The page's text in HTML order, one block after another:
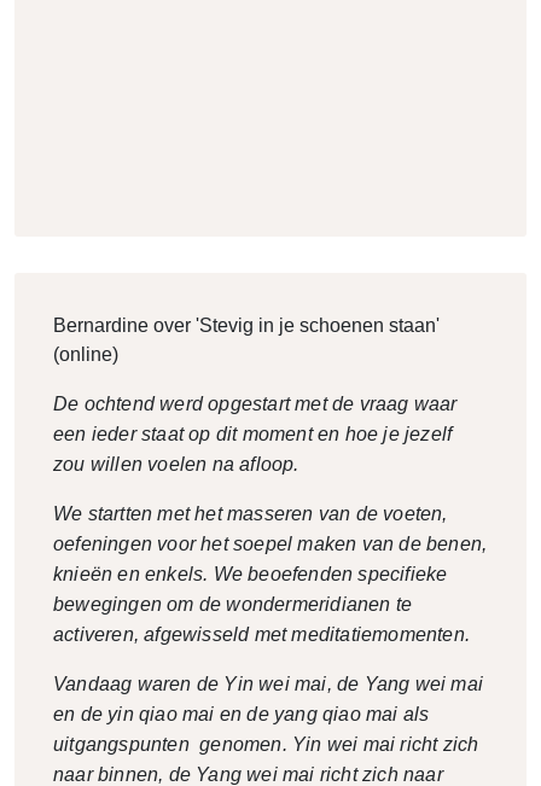
Bernardine over 'Stevig in je schoenen staan'
(online)
De ochtend werd opgestart met de vraag waar
een ieder staat op dit moment en hoe je jezelf
zou willen voelen na afloop.
We startten met het masseren van de voeten,
oefeningen voor het soepel maken van de benen,
knieën en enkels. We beoefenden specifieke
bewegingen om de wondermeridianen te
activeren, afgewisseld met meditatiemomenten.
Vandaag waren de Yin wei mai, de Yang wei mai
en de yin qiao mai en de yang qiao mai als
uitgangspunten genomen. Yin wei mai richt zich
naar binnen, de Yang wei mai richt zich naar